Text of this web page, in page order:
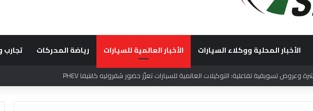
الأخبار المحلية ووكلاء السيارات الأخبار العالمية للسيارات رياضة المحركات تجارب
إرث التميّز” في قمة “شركاء هيونداي لعام 2026” تقديراً للتميّز التشغيلي وريادة تجارب العميل